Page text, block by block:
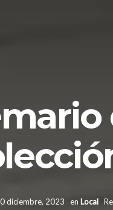
diciembre, 2023 en Local